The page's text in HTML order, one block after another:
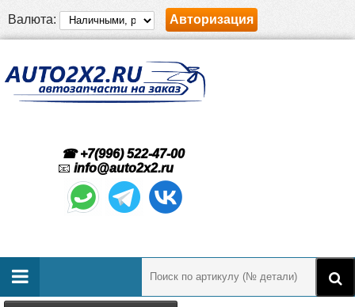
Валюта: Авторизация
☎ +7(996) 522-47-00
📧 info@auto2x2.ru